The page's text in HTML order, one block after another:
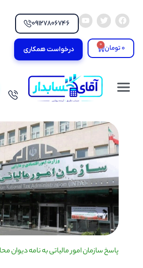
09127806746
0تومان 0 درخواست همکاری
پاسخ سازمان امور مالیاتی به نامه دیوان